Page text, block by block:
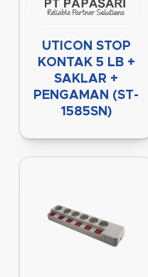
UTICON STOP
KONTAK 5 LB +
SAKLAR +
PENGAMAN (ST-
1585SN)